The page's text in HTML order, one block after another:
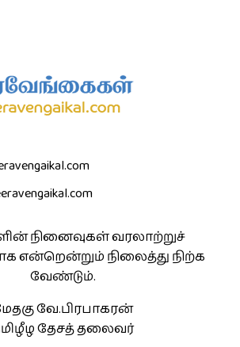
நினைவுகள் வரலாற்றுச்
என்றென்றும் நிலைத்து நிற்க
வேண்டும்.
வே.பிரபாகரன்
தேசத் தலைவர்